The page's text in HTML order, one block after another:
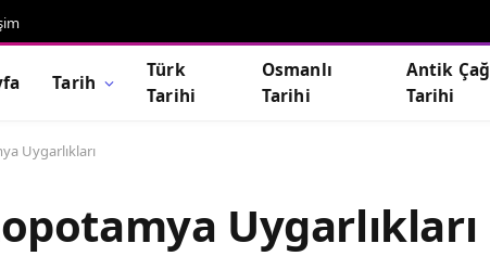
Tarih
Türk
Tarihi
Osmanlı
Tarihi
Antik Çağ
Tarihi
Uygarlıkları
Uygarlıkları